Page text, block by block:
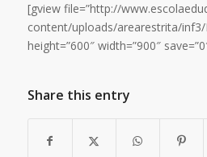
[gview file=”http://
content/uploads/arearestrita/inf3/
height=”600″ width=”900″
Share this entry